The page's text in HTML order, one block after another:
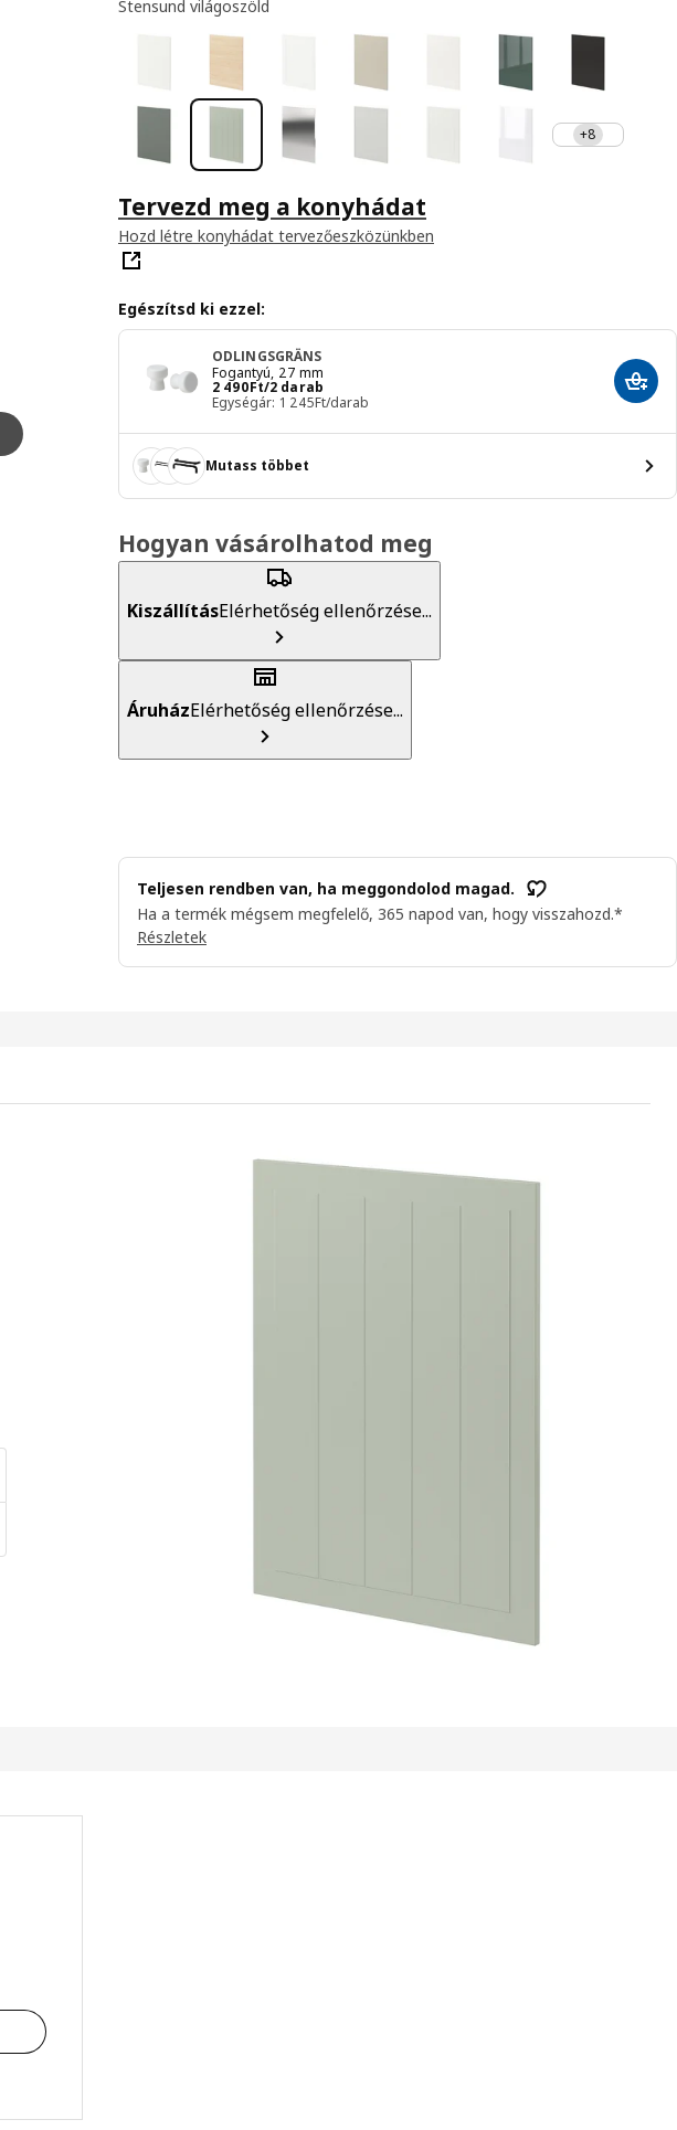
Stensund világoszöld
+8
Tervezd meg a konyhádat
Hozd létre konyhádat tervezőeszközünkben
Egészítsd ki ezzel:
ODLINGSGRÄNS
Fogantyú, 27 mm
2 490Ft/2 darab
Ár 2490Ft/2 darab
Egységár: 1 245Ft/darab
Mutass többet
Hogyan vásárolhatod meg
KiszállításElérhetőség ellenőrzése...
ÁruházElérhetőség ellenőrzése...
Teljesen rendben van, ha meggondolod magad.
Ha a termék mégsem megfelelő, 365 napod van, hogy visszahozd.*
Részletek